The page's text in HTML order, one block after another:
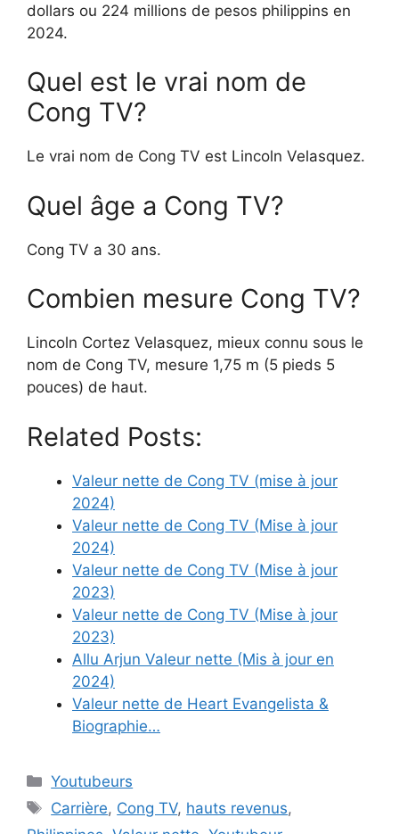
dollars ou 224 millions de pesos philippins en
2024.
Quel est le vrai nom de
Cong TV?
Le vrai nom de Cong TV est Lincoln Velasquez.
Quel âge a Cong TV?
Cong TV a 30 ans.
Combien mesure Cong TV?
Lincoln Cortez Velasquez, mieux connu sous le
nom de Cong TV, mesure 1,75 m (5 pieds 5
pouces) de haut.
Related Posts:
Valeur nette de Cong TV (mise à jour
2024)
Valeur nette de Cong TV (Mise à jour
2024)
Valeur nette de Cong TV (Mise à jour
2023)
Valeur nette de Cong TV (Mise à jour
2023)
Allu Arjun Valeur nette (Mis à jour en
2024)
Valeur nette de Heart Evangelista &
Biographie…
Categories
Youtubeurs
Tags
Carrière, Cong TV, hauts revenus,